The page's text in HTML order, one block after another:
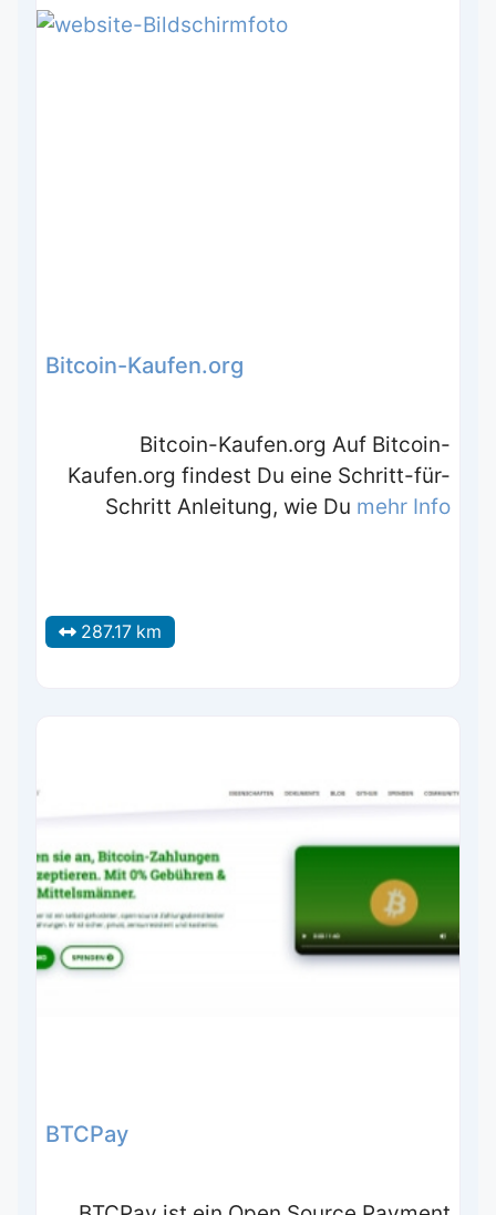
Bitcoin-Kaufen.org
Bitcoin-Kaufen.org Auf Bitcoin-
Kaufen.org findest Du eine Schritt-für-
Schritt Anleitung, wie Du mehr Info
287.17 km
BTCPay